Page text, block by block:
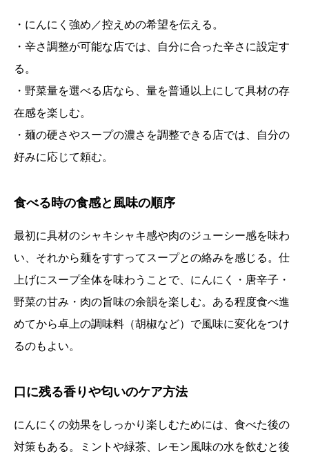
・にんにく強め／控えめの希望を伝える。
・辛さ調整が可能な店では、自分に合った辛さに設定す
る。
・野菜量を選べる店なら、量を普通以上にして具材の存
在感を楽しむ。
・麺の硬さやスープの濃さを調整できる店では、自分の
好みに応じて頼む。
食べる時の食感と風味の順序
最初に具材のシャキシャキ感や肉のジューシー感を味わ
い、それから麺をすすってスープとの絡みを感じる。仕
上げにスープ全体を味わうことで、にんにく・唐辛子・
野菜の甘み・肉の旨味の余韻を楽しむ。ある程度食べ進
めてから卓上の調味料（胡椒など）で風味に変化をつけ
るのもよい。
口に残る香りや匂いのケア方法
にんにくの効果をしっかり楽しむためには、食べた後の
対策もある。ミントや緑茶、レモン風味の水を飲むと後